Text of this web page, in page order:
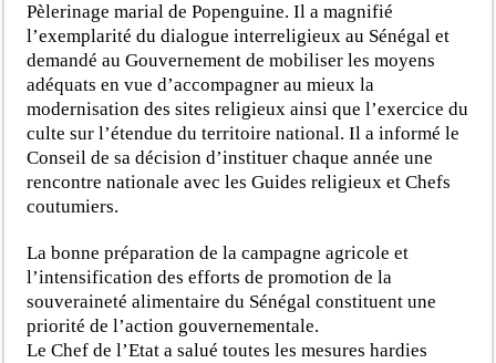
Pèlerinage marial de Popenguine. Il a magnifié
l’exemplarité du dialogue interreligieux au Sénégal et
demandé au Gouvernement de mobiliser les moyens
adéquats en vue d’accompagner au mieux la
modernisation des sites religieux ainsi que l’exercice du
culte sur l’étendue du territoire national. Il a informé le
Conseil de sa décision d’instituer chaque année une
rencontre nationale avec les Guides religieux et Chefs
coutumiers.
La bonne préparation de la campagne agricole et
l’intensification des efforts de promotion de la
souveraineté alimentaire du Sénégal constituent une
priorité de l’action gouvernementale.
Le Chef de l’Etat a salué toutes les mesures hardies